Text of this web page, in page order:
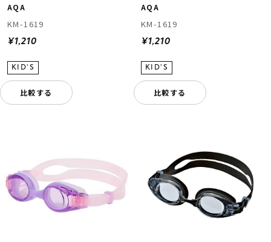
AQA
KM-1619
¥1,210
比較する
AQA
KM-1619
¥1,210
比較する